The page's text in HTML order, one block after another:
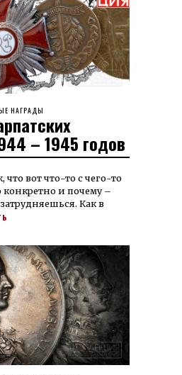
НАГРАДЫ
– 1945 годов
что вот что-то с чего-то
конкретно и почему –
Как в